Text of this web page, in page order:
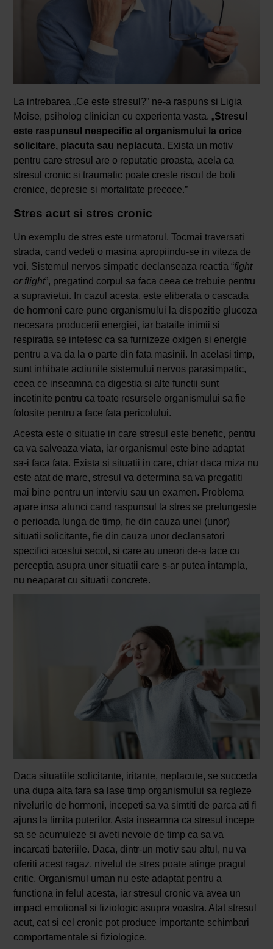
La intrebarea „Ce este stresul?” ne-a raspuns si Ligia
Moise, psiholog clinician cu experienta vasta. „Stresul
este raspunsul nespecific al organismului la orice
solicitare, placuta sau neplacuta. Exista un motiv
pentru care stresul are o reputatie proasta, acela ca
stresul cronic si traumatic poate creste riscul de boli
cronice, depresie si mortalitate precoce.”
Stres acut si stres cronic
Un exemplu de stres este urmatorul. Tocmai traversati
strada, cand vedeti o masina apropiindu-se in viteza de
voi. Sistemul nervos simpatic declanseaza reactia “fight
or flight”, pregatind corpul sa faca ceea ce trebuie pentru
a supravietui. In cazul acesta, este eliberata o cascada
de hormoni care pune organismului la dispozitie glucoza
necesara producerii energiei, iar bataile inimii si
respiratia se intetesc ca sa furnizeze oxigen si energie
pentru a va da la o parte din fata masinii. In acelasi timp,
sunt inhibate actiunile sistemului nervos parasimpatic,
ceea ce inseamna ca digestia si alte functii sunt
incetinite pentru ca toate resursele organismului sa fie
folosite pentru a face fata pericolului.
Acesta este o situatie in care stresul este benefic, pentru
ca va salveaza viata, iar organismul este bine adaptat
sa-i faca fata. Exista si situatii in care, chiar daca miza nu
este atat de mare, stresul va determina sa va pregatiti
mai bine pentru un interviu sau un examen. Problema
apare insa atunci cand raspunsul la stres se prelungeste
o perioada lunga de timp, fie din cauza unei (unor)
situatii solicitante, fie din cauza unor declansatori
specifici acestui secol, si care au uneori de-a face cu
perceptia asupra unor situatii care s-ar putea intampla,
nu neaparat cu situatii concrete.
Daca situatiile solicitante, iritante, neplacute, se succeda
una dupa alta fara sa lase timp organismului sa regleze
nivelurile de hormoni, incepeti sa va simtiti de parca ati fi
ajuns la limita puterilor. Asta inseamna ca stresul incepe
sa se acumuleze si aveti nevoie de timp ca sa va
incarcati bateriile. Daca, dintr-un motiv sau altul, nu va
oferiti acest ragaz, nivelul de stres poate atinge pragul
critic. Organismul uman nu este adaptat pentru a
functiona in felul acesta, iar stresul cronic va avea un
impact emotional si fiziologic asupra voastra. Atat stresul
acut, cat si cel cronic pot produce importante schimbari
comportamentale si fiziologice.